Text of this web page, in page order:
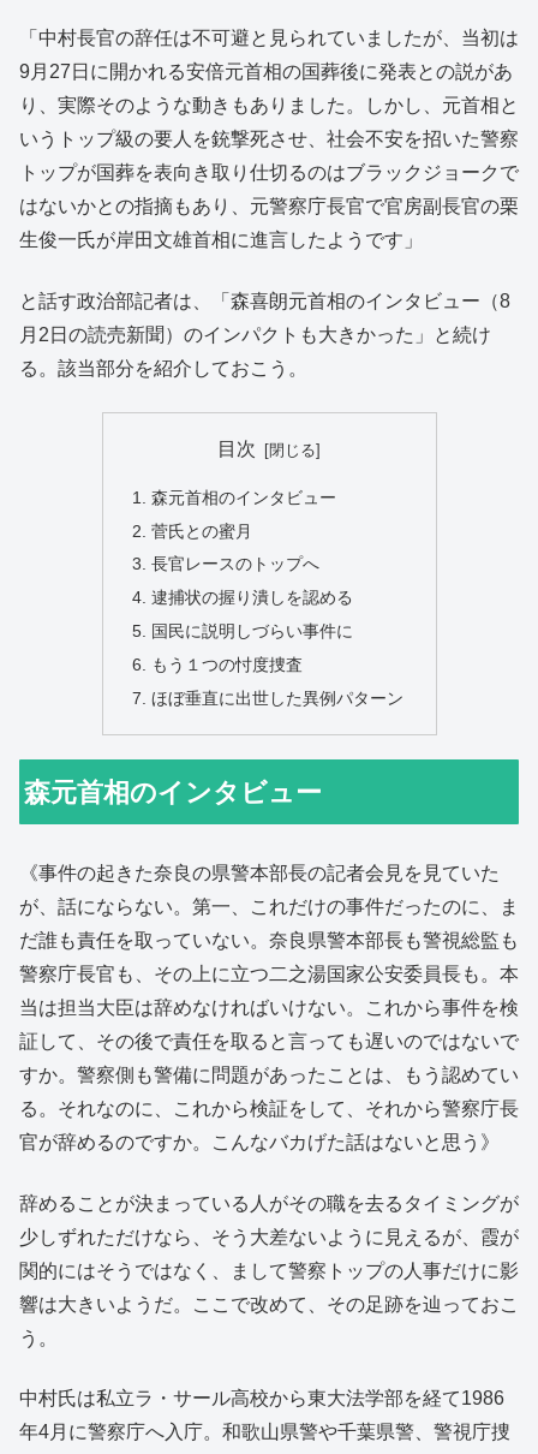
「中村長官の辞任は不可避と見られていましたが、当初は
9月27日に開かれる安倍元首相の国葬後に発表との説があ
り、実際そのような動きもありました。しかし、元首相と
いうトップ級の要人を銃撃死させ、社会不安を招いた警察
トップが国葬を表向き取り仕切るのはブラックジョークで
はないかとの指摘もあり、元警察庁長官で官房副長官の栗
生俊一氏が岸田文雄首相に進言したようです」
と話す政治部記者は、「森喜朗元首相のインタビュー（8
月2日の読売新聞）のインパクトも大きかった」と続け
る。該当部分を紹介しておこう。
目次
森元首相のインタビュー
菅氏との蜜月
長官レースのトップへ
逮捕状の握り潰しを認める
国民に説明しづらい事件に
もう１つの忖度捜査
ほぼ垂直に出世した異例パターン
森元首相のインタビュー
《事件の起きた奈良の県警本部長の記者会見を見ていた
が、話にならない。第一、これだけの事件だったのに、ま
だ誰も責任を取っていない。奈良県警本部長も警視総監も
警察庁長官も、その上に立つ二之湯国家公安委員長も。本
当は担当大臣は辞めなければいけない。これから事件を検
証して、その後で責任を取ると言っても遅いのではないで
すか。警察側も警備に問題があったことは、もう認めてい
る。それなのに、これから検証をして、それから警察庁長
官が辞めるのですか。こんなバカげた話はないと思う》
辞めることが決まっている人がその職を去るタイミングが
少しずれただけなら、そう大差ないように見えるが、霞が
関的にはそうではなく、まして警察トップの人事だけに影
響は大きいようだ。ここで改めて、その足跡を辿っておこ
う。
中村氏は私立ラ・サール高校から東大法学部を経て1986
年4月に警察庁へ入庁。和歌山県警や千葉県警、警視庁捜